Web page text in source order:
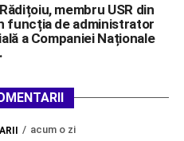
membru USR din
funcția de administrator
a Companiei Naționale
acum o zi